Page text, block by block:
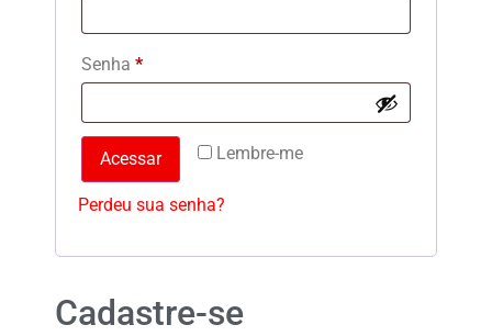
Senha *
Lembre-me
Acessar
Perdeu sua senha?
Cadastre-se